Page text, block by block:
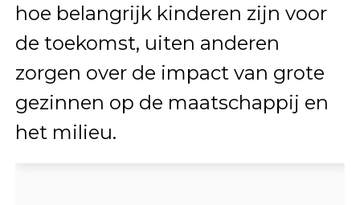
hoe belangrijk kinderen zijn voor
de toekomst, uiten anderen
zorgen over de impact van grote
gezinnen op de maatschappij en
het milieu.